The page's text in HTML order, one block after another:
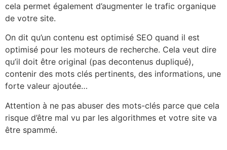
cela permet également d’augmenter le trafic organique
de votre site.
On dit qu’un contenu est optimisé SEO quand il est
optimisé pour les moteurs de recherche. Cela veut dire
qu’il doit être original (pas decontenus dupliqué),
contenir des mots clés pertinents, des informations, une
forte valeur ajoutée…
Attention à ne pas abuser des mots-clés parce que cela
risque d’être mal vu par les algorithmes et votre site va
être spammé.